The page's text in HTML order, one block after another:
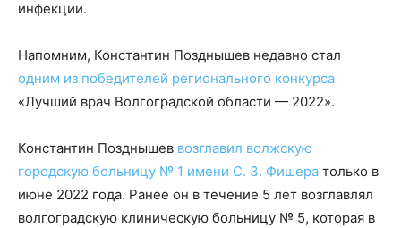
инфекции.
Напомним, Константин Позднышев недавно стал
одним из победителей регионального конкурса
«Лучший врач Волгоградской области — 2022».
Константин Позднышев возглавил волжскую
городскую больницу № 1 имени С. З. Фишера только в
июне 2022 года. Ранее он в течение 5 лет возглавлял
волгоградскую клиническую больницу № 5, которая в